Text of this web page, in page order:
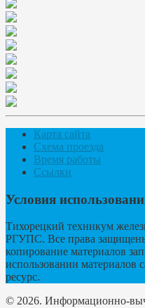
Карта сайта
Схема проезда
Время работы
Ссылки
Условия
Тихорецкий техникум
РГУПС. Все права
копирование материалов
использовании материалов
ресурс.
© 2026. Информационно-